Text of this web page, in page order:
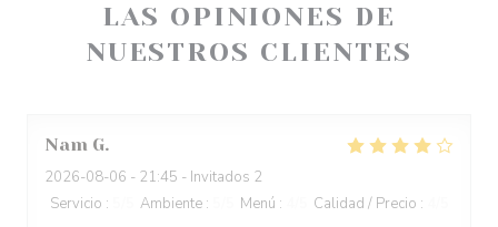
LAS OPINIONES DE
NUESTROS CLIENTES
Nam G
2026-08-06 - 21:45 - Invitados 2
Servicio : Ambiente : Menú : Calidad / Precio :